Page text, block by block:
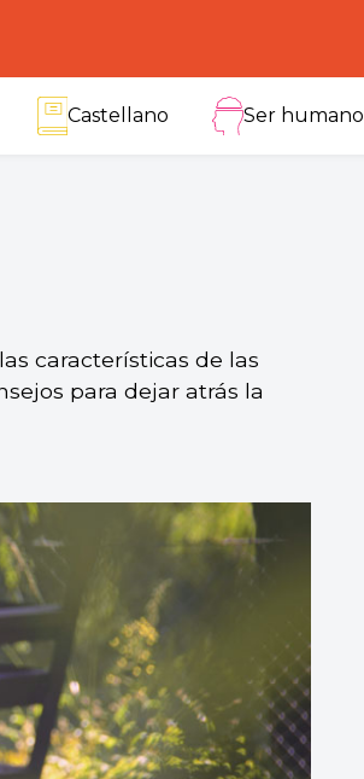
Castellano Ser humano
características de las
para dejar atrás la